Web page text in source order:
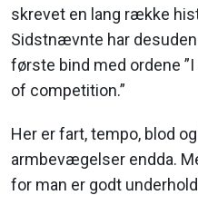
skrevet en lang række
Sidstnævnte har
første bind med ordene ”I
of competition.”
Her er fart, tempo, blod
armbevægelser endda.
for man er godt